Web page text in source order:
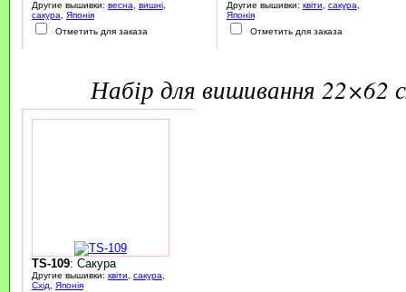
Другие вышивки: весна вишні,
сакура
Японія
Отметить для заказа
Другие вышивки: квіти сакура
Японія
Отметить для заказа
набір для вишивання
TS-109: Сакура
Другие вышивки: квіти, сакура,
Схід, Японія